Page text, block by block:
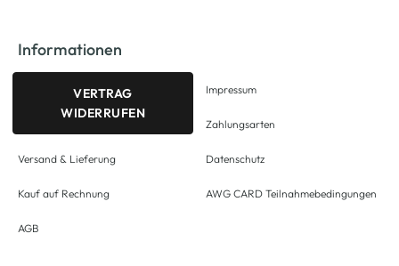
Informationen
VERTRAG
WIDERRUFEN
Versand & Lieferung
Kauf auf Rechnung
AGB
Impressum
Zahlungsarten
Datenschutz
AWG CARD Teilnahmebedingungen